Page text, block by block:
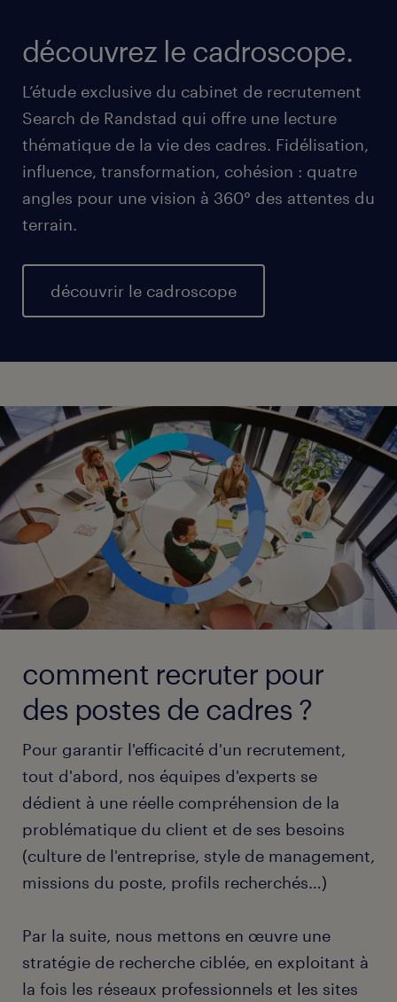
découvrez le cadroscope.
L’étude exclusive du cabinet de recrutement
Search de Randstad qui offre une lecture
thématique de la vie des cadres. Fidélisation,
influence, transformation, cohésion : quatre
angles pour une vision à 360° des attentes du
terrain.
découvrir le cadroscope
comment recruter pour
des postes de cadres ?
Pour garantir l'efficacité d'un recrutement,
tout d'abord, nos équipes d'experts se
dédient à une réelle compréhension de la
problématique du client et de ses besoins
(culture de l'entreprise, style de management,
missions du poste, profils recherchés…)
Par la suite, nous mettons en œuvre une
stratégie de recherche ciblée, en exploitant à
la fois les réseaux professionnels et les sites